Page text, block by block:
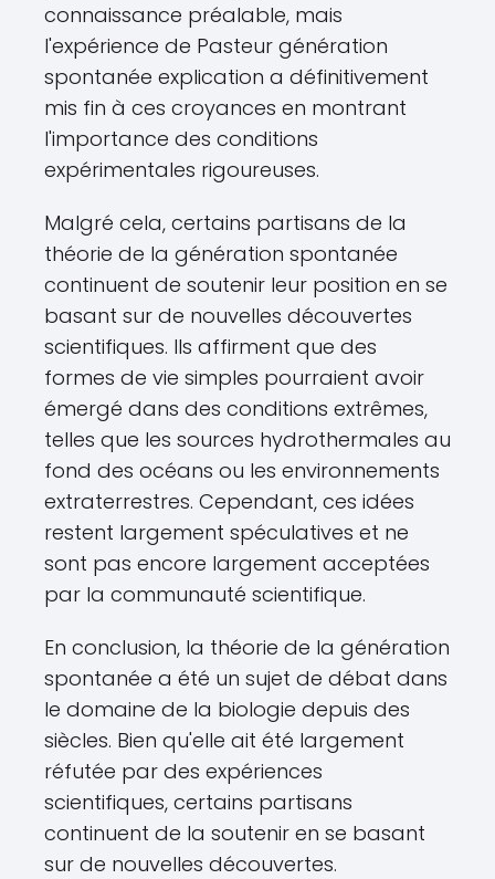
connaissance préalable, mais
l'expérience de Pasteur génération
spontanée explication a définitivement
mis fin à ces croyances en montrant
l'importance des conditions
expérimentales rigoureuses.
Malgré cela, certains partisans de la
théorie de la génération spontanée
continuent de soutenir leur position en se
basant sur de nouvelles découvertes
scientifiques. Ils affirment que des
formes de vie simples pourraient avoir
émergé dans des conditions extrêmes,
telles que les sources hydrothermales au
fond des océans ou les environnements
extraterrestres. Cependant, ces idées
restent largement spéculatives et ne
sont pas encore largement acceptées
par la communauté scientifique.
En conclusion, la théorie de la génération
spontanée a été un sujet de débat dans
le domaine de la biologie depuis des
siècles. Bien qu'elle ait été largement
réfutée par des expériences
scientifiques, certains partisans
continuent de la soutenir en se basant
sur de nouvelles découvertes.